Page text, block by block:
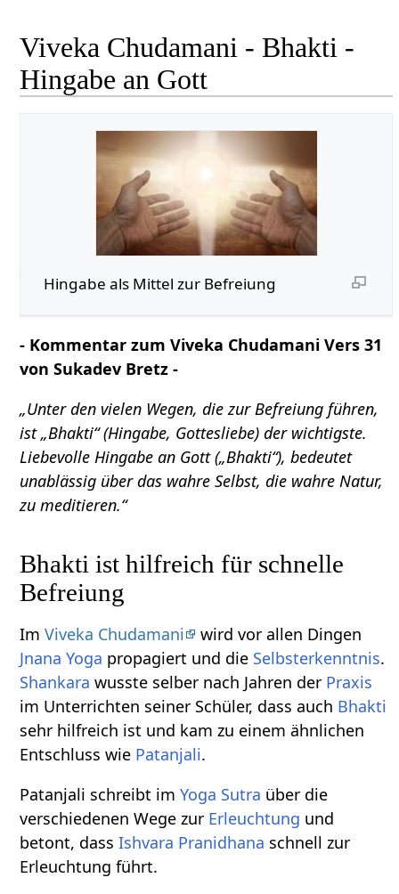
Viveka Chudamani - Bhakti -
Hingabe an Gott
Hingabe als Mittel zur Befreiung
- Kommentar zum Viveka Chudamani Vers 31
von Sukadev Bretz -
„Unter den vielen Wegen, die zur Befreiung führen,
ist „Bhakti“ (Hingabe, Gottesliebe) der wichtigste.
Liebevolle Hingabe an Gott („Bhakti“), bedeutet
unablässig über das wahre Selbst, die wahre Natur,
zu meditieren.“
Bhakti ist hilfreich für schnelle
Befreiung
ImViveka Chudamani
wird vor allen Dingen
Jnana Yoga propagiert und die Selbsterkenntnis.
Shankara wusste selber nach Jahren der Praxis
im Unterrichten seiner Schüler, dass auch Bhakti
sehr hilfreich ist und kam zu einem ähnlichen
Entschluss wie Patanjali.
Patanjali schreibt imYoga Sutra über die
verschiedenen Wege zur Erleuchtung und
betont, dassIshvara Pranidhana schnell zur
Erleuchtung führt.